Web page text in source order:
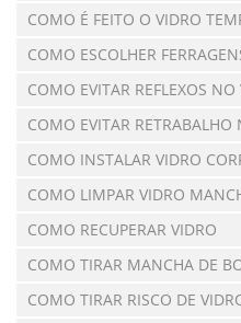
COMO É FEITO O VIDRO
COMO ESCOLHER
COMO EVITAR REFLEXOS NO
COMO EVITAR RETRABALHO
COMO INSTALAR VIDRO
COMO LIMPAR VIDRO
COMO RECUPERAR VIDRO
COMO TIRAR MANCHA DE
COMO TIRAR RISCO DE